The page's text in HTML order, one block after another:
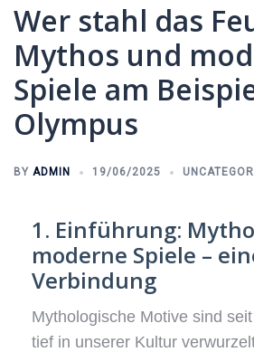
Wer stahl das
Mythos und
Spiele am
Olympus
BY ADMIN 19/06/2025
1. Einführung:
moderne Spiele –
Verbindung
Mythologische Motive sind
tief in unserer Kultur